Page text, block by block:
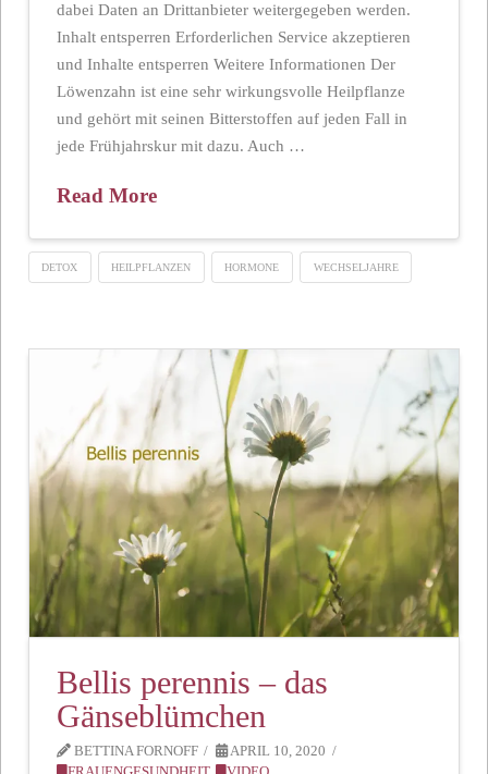
dabei Daten an Drittanbieter weitergegeben werden.
Inhalt entsperren Erforderlichen Service akzeptieren
und Inhalte entsperren Weitere Informationen Der
Löwenzahn ist eine sehr wirkungsvolle Heilpflanze
und gehört mit seinen Bitterstoffen auf jeden Fall in
jede Frühjahrskur mit dazu. Auch …
Read More
DETOX HEILPFLANZEN HORMONE WECHSELJAHRE
Bellis perennis – das
Gänseblümchen
BETTINA FORNOFF
APRIL 10, 2020